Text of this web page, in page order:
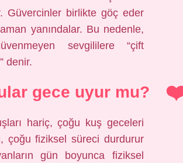
Güvercinler birlikte göç eder
yanındalar. Bu nedenle,
sevgililere “çift
denir.
gece uyur mu?
hariç, çoğu kuş geceleri
çoğu fiziksel süreci durdurur
gün boyunca fiziksel